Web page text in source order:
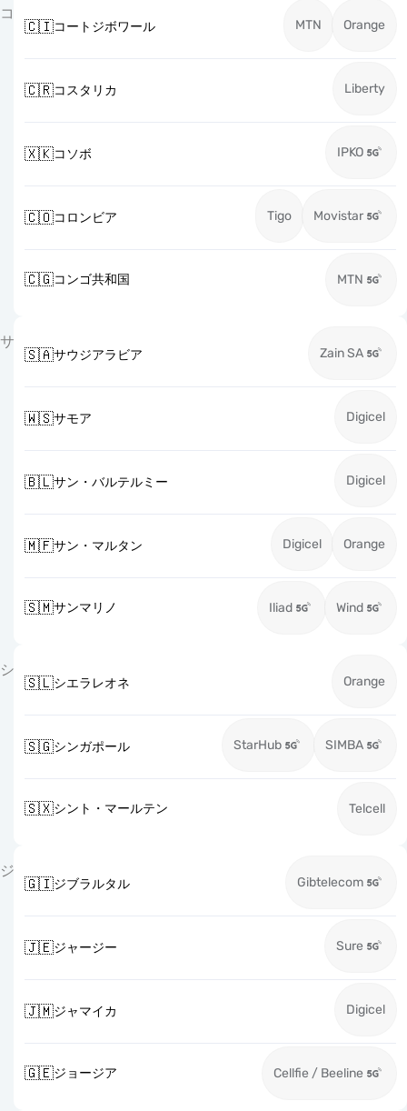
コ
🇨🇮コートジボワール MTN Orange
🇨🇷コスタリカ Liberty
🇽🇰コソボ IPKO
🇨🇴コロンビア Tigo Movistar
🇨🇬コンゴ共和国 MTN
サ
🇸🇦サウジアラビア Zain SA
🇼🇸サモア Digicel
🇧🇱サン・バルテルミー Digicel
🇲🇫サン・マルタン Digicel Orange
🇸🇲サンマリノ Iliad Wind
シ
🇸🇱シエラレオネ Orange
🇸🇬シンガポール StarHub SIMBA
🇸🇽シント・マールテン Telcell
ジ
🇬🇮ジブラルタル Gibtelecom
🇯🇪ジャージー Sure
🇯🇲ジャマイカ Digicel
🇬🇪ジョージア Cellfie / Beeline